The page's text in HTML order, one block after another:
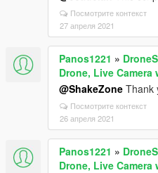
Посмотрите контекст
27 апреля 2021
Panos1221 »
Drone, Live Camera
@ShakeZone Thank
Посмотрите контекст
26 апреля 2021
Panos1221 »
Drone, Live Camera